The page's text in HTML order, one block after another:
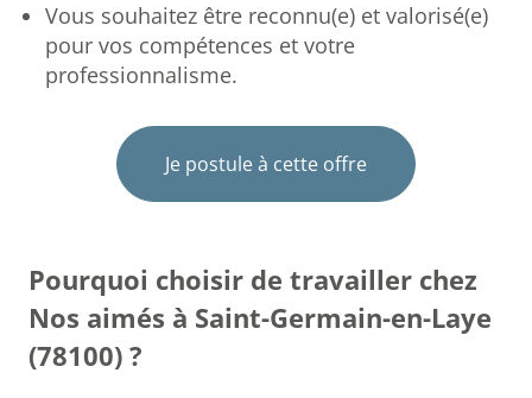
Vous souhaitez être reconnu(e) et valorisé(e)
pour vos compétences et votre
professionnalisme.
Je postule à cette offre
Pourquoi choisir de travailler chez
Nos aimés à Saint-Germain-en-Laye
(78100) ?